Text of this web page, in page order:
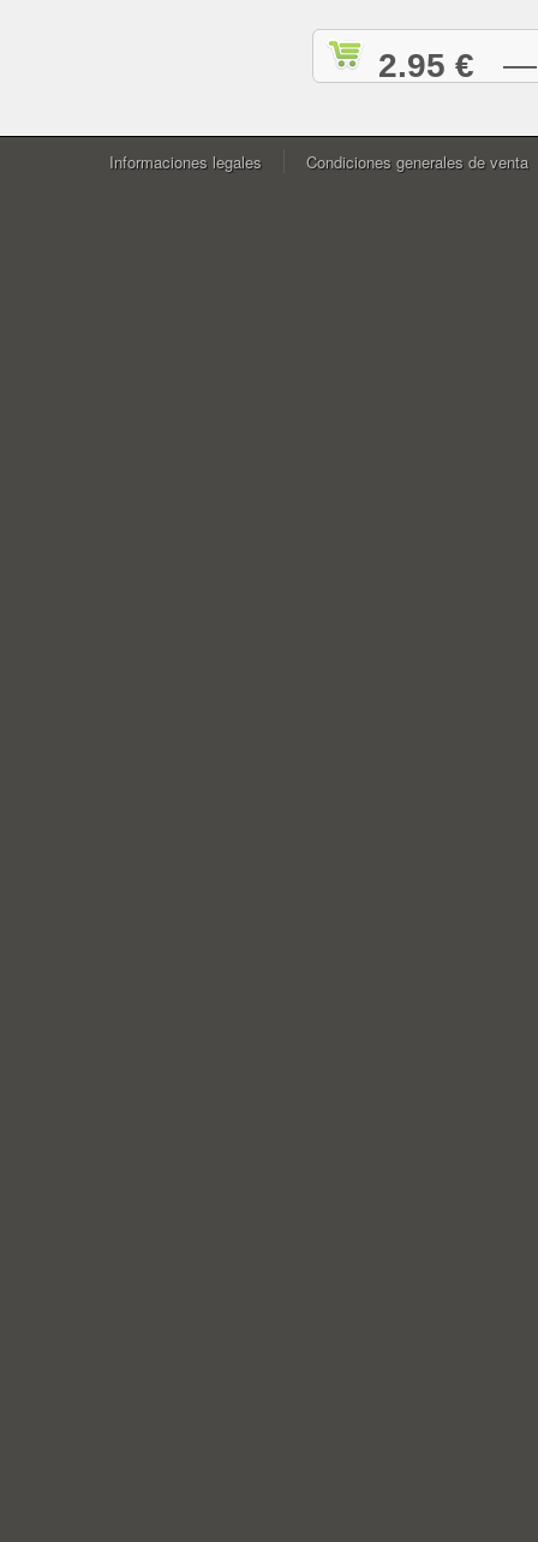
2.95 € —
Informaciones legales Condiciones generales de venta